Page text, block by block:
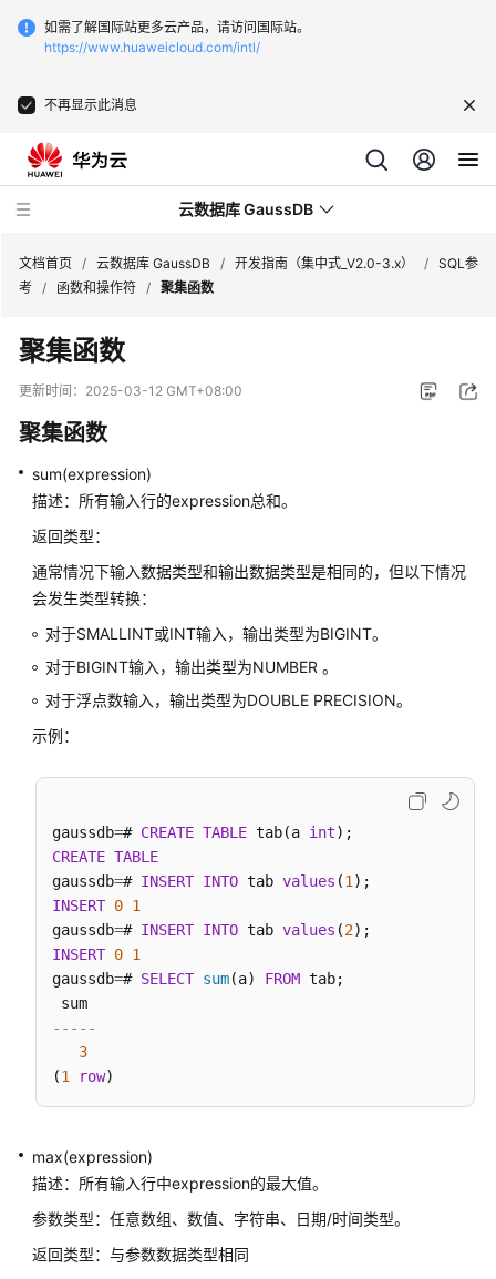
如需了解国际站更多云产品，请访问国际站。
https://www.huaweicloud.com/intl/
不再显示此消息
云数据库 GaussDB
最
新
动
务
公
告
产
品
介
计
费
明
快
速
入
门
用
户
南
发
南
发
指
文档首页 / 云数据库 GaussDB / 开发指南（集中式_V2.0-3.x） / SQL参
考 / 函数和操作符 / 聚集函数
聚集函数
更新时间： 2025-03-12 GMT+08:00
聚集函数
sum(expression)
描述：所有输入行的expression总和。
返回类型：
通常情况下输入数据类型和输出数据类型是相同的，但以下情况
会发生类型转换：
对于SMALLINT或INT输入，输出类型为BIGINT。
对于BIGINT输入，输出类型为NUMBER 。
对于浮点数输入，输出类型为DOUBLE PRECISION。
示例：
gaussdb=# CREATE TABLE tab(a int
CREATE TABLE
gaussdb=# INSERT INTO tab values (1
INSERT 0 1
gaussdb=# INSERT INTO tab values (2
INSERT 0 1
gaussdb=# SELECT sum(a) FROM tab;
-----
3
(1 row
max(expression)
描述：所有输入行中expression的最大值。
参数类型：任意数组、数值、字符串、日期/时间类型。
返回类型：与参数数据类型相同